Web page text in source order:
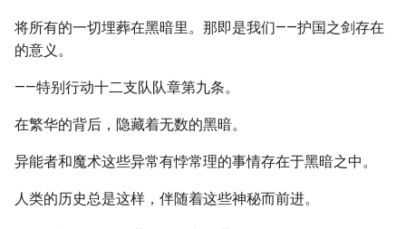
将所有的一切埋葬在黑暗里。那即是我们——护国之剑存在
的意义。
——特别行动十二支队队章第九条。
在繁华的背后，隐藏着无数的黑暗。
异能者和魔术这些异常有悖常理的事情存在于黑暗之中。
人类的历史总是这样，伴随着这些神秘而前进。